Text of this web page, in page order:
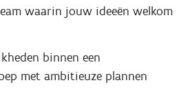
waarin jouw ideeën welkom
binnen een
met ambitieuze plannen